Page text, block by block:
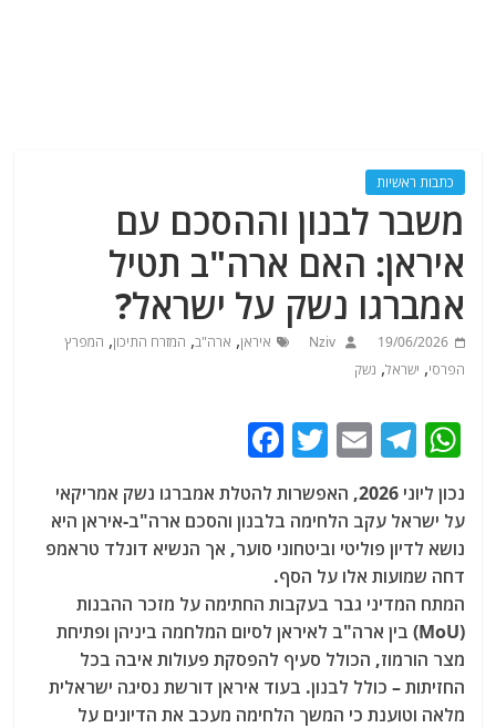
כתבות ראשיות
משבר לבנון וההסכם עם
איראן: האם ארה"ב תטיל
אמברגו נשק על ישראל?
19/06/2026
Nziv איראן, ארה"ב, המזרח התיכון, המפרץ
הפרסי, ישראל, נשק
W
at
s
A
p
p
T
el
e
g
ra
m
E
ai
l
T
w
itt
er
a
c
e
o
o
k
נכון ליוני 2026, האפשרות להטלת אמברגו נשק אמריקאי
על ישראל עקב הלחימה בלבנון והסכם ארה"ב-איראן היא
נושא לדיון פוליטי וביטחוני סוער, אך הנשיא דונלד טראמפ
דחה שמועות אלו על הסף.
המתח המדיני גבר בעקבות החתימה על מזכר ההבנות
(MoU) בין ארה"ב לאיראן לסיום המלחמה ביניהן ופתיחת
מצר הורמוז, הכולל סעיף להפסקת פעולות איבה בכל
החזיתות – כולל לבנון. בעוד איראן דורשת נסיגה ישראלית
מלאה וטוענת כי המשך הלחימה מעכב את הדיונים על